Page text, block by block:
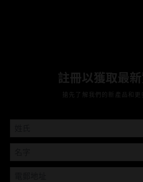
註冊以獲取最
搶先了解我們的新產品和更